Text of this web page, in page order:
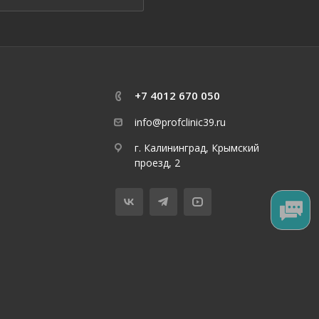
+7 4012 670 050
info@profclinic39.ru
г. Калининград, Крымский
проезд, 2